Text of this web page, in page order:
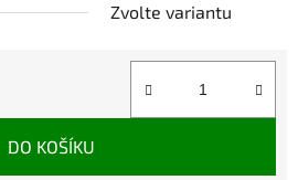
Zvolte variantu
DO KOŠÍKU